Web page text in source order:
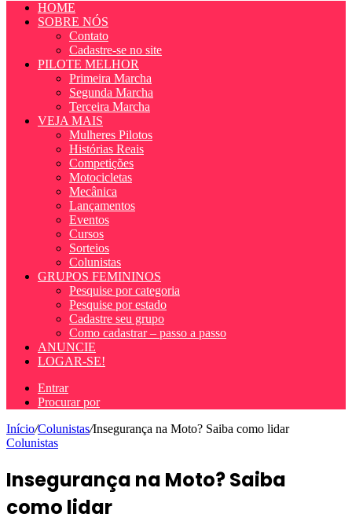
HOME
SOBRE NÓS
Contato
Cadastre-se no site
PILOTE MELHOR
Primeira Marcha
Segunda Marcha
Terceira Marcha
VEJA MAIS
Mulheres Pilotos
Histórias Reais
Competições
Motocicletas
Mecânica
Lançamentos
Eventos
Cursos
Sorteios
Colunistas
GRUPOS FEMININOS
Pesquise por categoria
Pesquise por estado
Cadastre seu grupo
Como cadastrar – passo a passo
ANUNCIE
LOGAR-SE!
Entrar
Procurar por
Início/Colunistas/Insegurança na Moto? Saiba como lidar
Colunistas
Insegurança na Moto? Saiba
como lidar